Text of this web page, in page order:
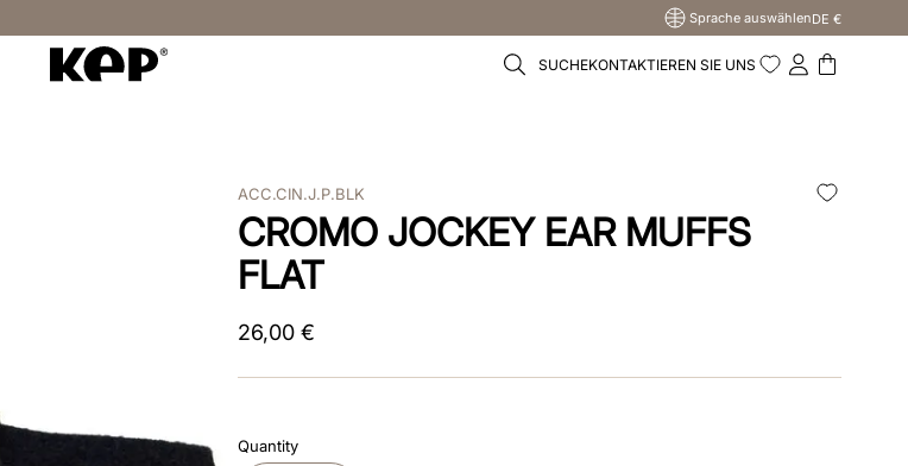
Sprache auswählenDE €
SUCHEKONTAKTIEREN SIE UNS
ACC.CIN.J.P.BLK
CROMO JOCKEY EAR MUFFS
FLAT
26,00 €
Quantity